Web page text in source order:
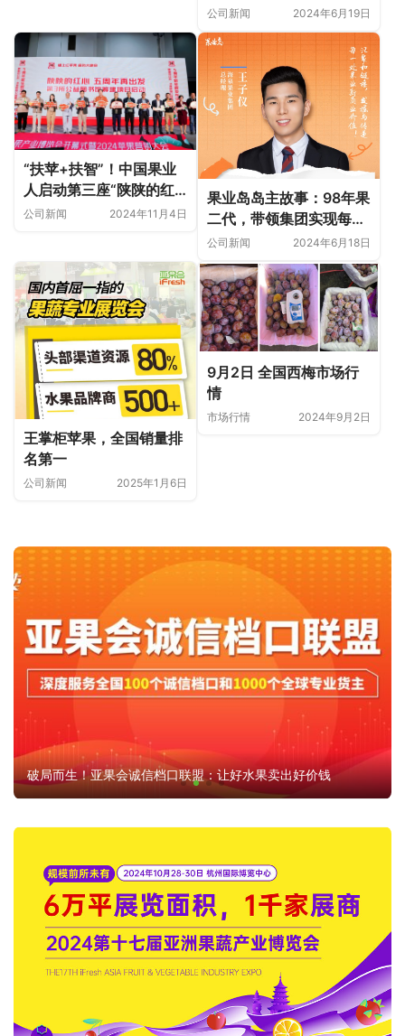
开课，全程干货，助你秒
变带货王！
公司新闻 2024年6月19日
“扶苹+扶智”！中国果业
人启动第三座“陕陕的红
心·书香校园公益图书馆”
公司新闻 2024年11月4日
果业岛岛主故事：98年果
二代，带领集团实现每年
20%业绩增长
公司新闻 2024年6月18日
王掌柜苹果，全国销量排
名第一
公司新闻 2025年1月6日
9月2日 全国西梅市场行
情
市场行情 2024年9月2日
破局而生！亚果会诚信档口联盟：让好水果卖出好价钱